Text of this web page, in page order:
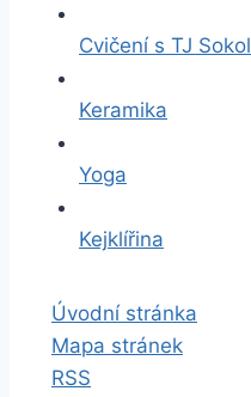
Cvičení s TJ Sokol
Keramika
Yoga
Kejklířina
Úvodní stránka
Mapa stránek
RSS